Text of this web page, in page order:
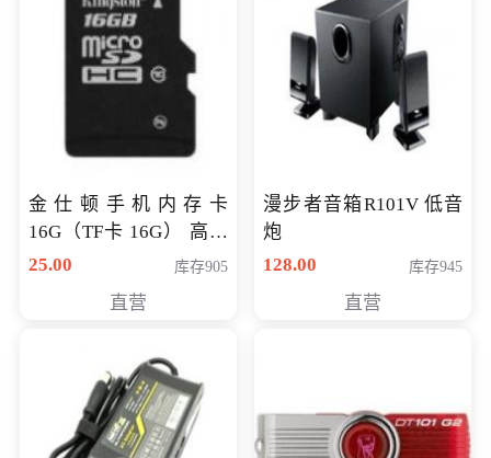
金仕顿手机内存卡
16G（TF卡 16G） 高速
卡 CLASS 10
25.00 库存905
直营
漫步者音箱R101V 低音
炮
128.00
库存945
直营